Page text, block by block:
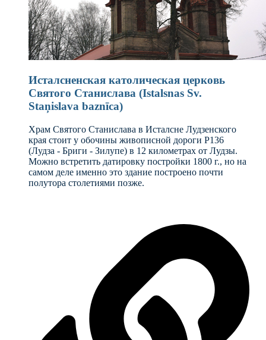
Исталсненская католическая церковь
Святого Станислава (Istalsnas Sv.
Staņislava baznīca)
Храм Святого Станислава в Исталсне Лудзенского
края стоит у обочины живописной дороги P136
(Лудза - Бриги - Зилупе) в 12 километрах от Лудзы.
Можно встретить датировку постройки 1800 г., но на
самом деле именно это здание построено почти
полутора столетиями позже.